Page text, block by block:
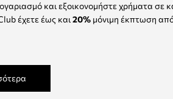
και εξοικονομήστε χρήματα σε
έχετε έως και 20%μόνιμη έκπτωση